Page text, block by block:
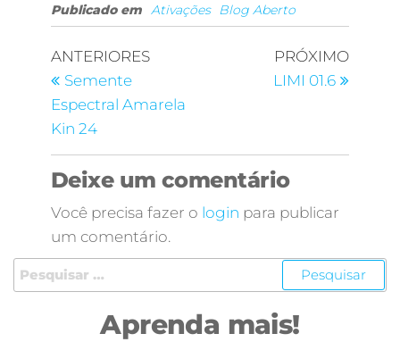
Publicado em Ativações Blog Aberto
ANTERIORES
Semente
Espectral Amarela
Kin 24
PRÓXIMO
LIMI 01.6
Deixe um comentário
Você precisa fazer o login para publicar
um comentário.
Aprenda mais!